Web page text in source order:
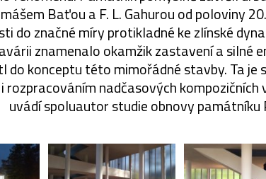
Baťou a F. L. Gahurou od poloviny
do značné míry protikladné ke zlínské
znamenalo okamžik zastavení a silné
do konceptu této mimořádné stavby. Ta je
nadčasových kompozičních
uvádí spoluautor studie obnovy památníku